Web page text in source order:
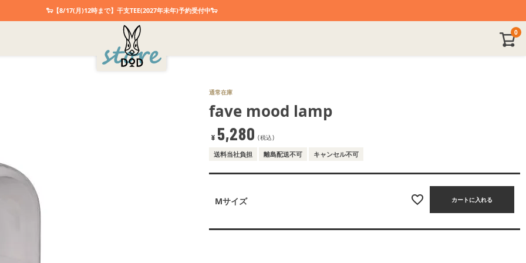
🐑【8/17(月)12時まで】干支TEE(2027年未年)予約受付中🐑
0
通常在庫
fave mood lamp
¥ 5,280 税込
送料当社負担 離島配送不可 キャンセル不可
Mサイズ カートに入れる